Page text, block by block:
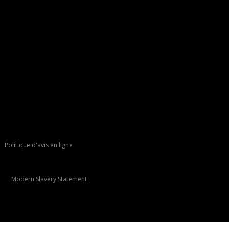
Politique d'avis en ligne
Modern Slavery Statement